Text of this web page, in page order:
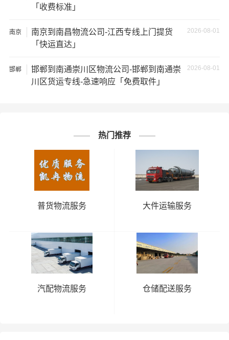
们的服务提出意见或建议，我们会认真对待并及时把处理
意见汇报于您，非常感谢您对我们的支持，我们将为客户
标签： # 朔州专线 # 朔州货运
# 朔州物流
「收费标准」
南京 2026-08-01
南京到南昌物流公司-江西专线上门提货
「快运直达」
邯郸 2026-08-01
邯郸到南通崇川区物流公司-邯郸到南通崇
川区货运专线-急速响应「免费取件」
热门推荐
普货物流服务 大件运输服务
汽配物流服务 仓储配送服务